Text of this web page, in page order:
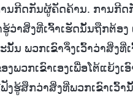
ນກີດກັນຜູ້ຄັດຄ້ານ. ການກີ
ວ່າສິ່ງທີ່ເຈົ້າເຮັດນັ້ນຖືກຕ້ອ
ນັ້ນ ພວກເຂົາຈຶ່ງເວົ້າວ່າສິ່ງ
ວກເຂົາເອງເພື່ອໂຕ້ແຍ້ງເອົ
ຮູ້ສຶກວ່າສິ່ງທີ່ພວກເຂົາເວົ້າ